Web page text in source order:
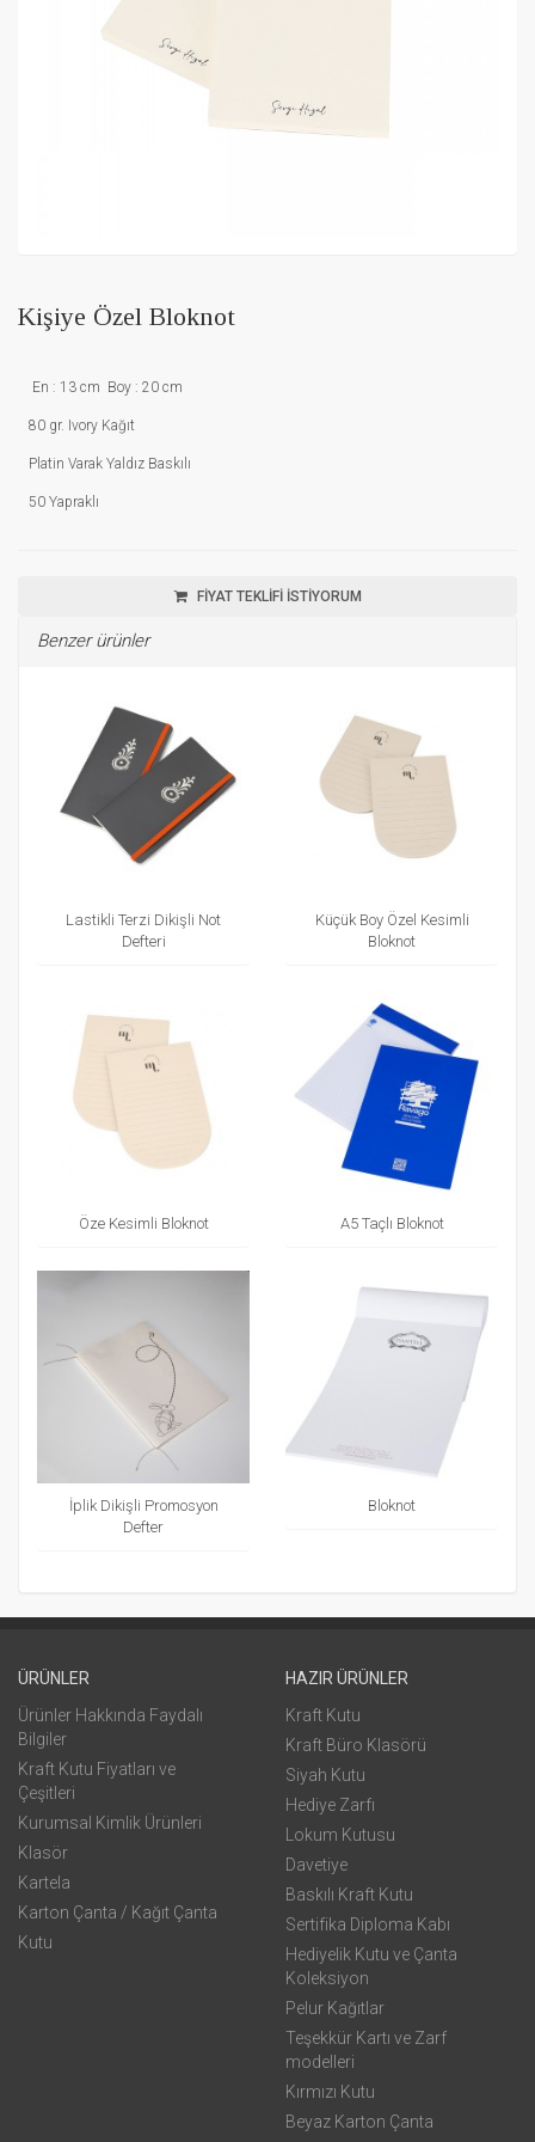
Kişiye Özel Bloknot
En : 13 cm Boy : 20 cm
80 gr. Ivory Kağıt
Platin Varak Yaldız Baskılı
50 Yapraklı
FİYAT TEKLİFİ İSTİYORUM
Benzer ürünler
Lastikli Terzi Dikişli Not
Defteri
Küçük Boy Özel Kesimli
Bloknot
Öze Kesimli Bloknot A5 Taçlı Bloknot
İplik Dikişli Promosyon
Defter
Bloknot
ÜRÜNLER
Ürünler Hakkında Faydalı
Bilgiler
Kraft Kutu Fiyatları ve
Çeşitleri
Kurumsal Kimlik Ürünleri
Klasör
Kartela
Karton Çanta / Kağıt Çanta
Kutu
HAZIR ÜRÜNLER
Kraft Kutu
Kraft Büro Klasörü
Siyah Kutu
Hediye Zarfı
Lokum Kutusu
Davetiye
Baskılı Kraft Kutu
Sertifika Diploma Kabı
Hediyelik Kutu ve Çanta
Koleksiyon
Pelur Kağıtlar
Teşekkür Kartı ve Zarf
modelleri
Kırmızı Kutu
Beyaz Karton Çanta